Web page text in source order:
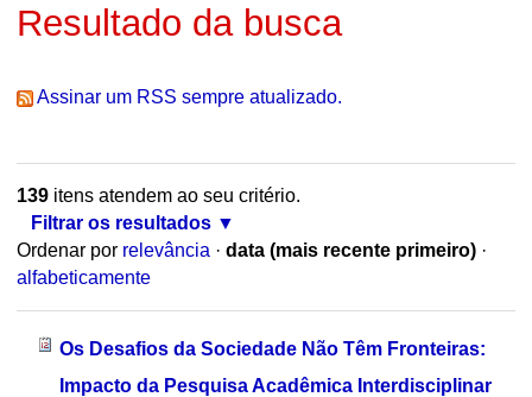
Resultado da busca
Assinar um RSS sempre atualizado.
139itens atendem ao seu critério.
Filtrar os resultados
Ordenar por relevância · data (mais recente primeiro) ·
alfabeticamente
Os Desafios da Sociedade Não Têm Fronteiras:
Impacto da Pesquisa Acadêmica Interdisciplinar